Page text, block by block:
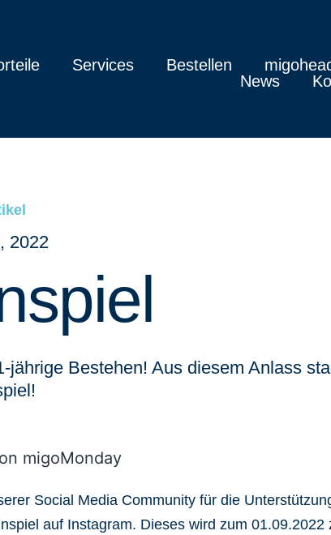
Services Bestellen
News
2022
Bestehen! Aus diesem Anlass
Social Media Community für die
auf Instagram. Dieses wird zum 01.09.2022